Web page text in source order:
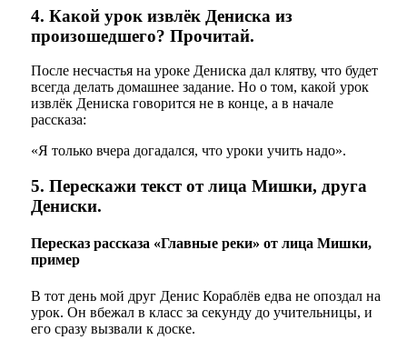
4. Какой урок извлёк Дениска из
произошедшего? Прочитай.
После несчастья на уроке Дениска дал клятву, что будет
всегда делать домашнее задание. Но о том, какой урок
извлёк Дениска говорится не в конце, а в начале
рассказа:
«Я только вчера догадался, что уроки учить надо».
5. Перескажи текст от лица Мишки, друга
Дениски.
Пересказ рассказа «Главные реки» от лица Мишки,
пример
В тот день мой друг Денис Кораблёв едва не опоздал на
урок. Он вбежал в класс за секунду до учительницы, и
его сразу вызвали к доске.